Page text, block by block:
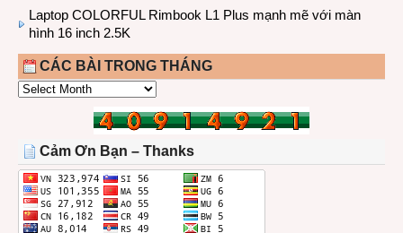
Laptop COLORFUL Rimbook L1 Plus mạnh mẽ với màn
hình 16 inch 2.5K
CÁC BÀI TRONG THÁNG
CÁC
THÁNG
Cảm Ơn Bạn – Thanks